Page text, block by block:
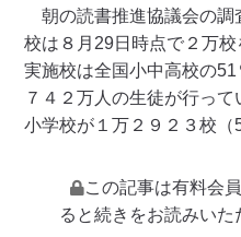
朝の読書推進協議会の調
校は８月29日時点で２万
実施校は全国小中高校の51
７４２万人の生徒が行っ
小学校が１万２９２３校（
この記事は有料会
ると続きをお読みいた